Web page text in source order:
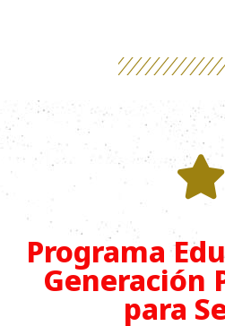
Programa
Generación
para